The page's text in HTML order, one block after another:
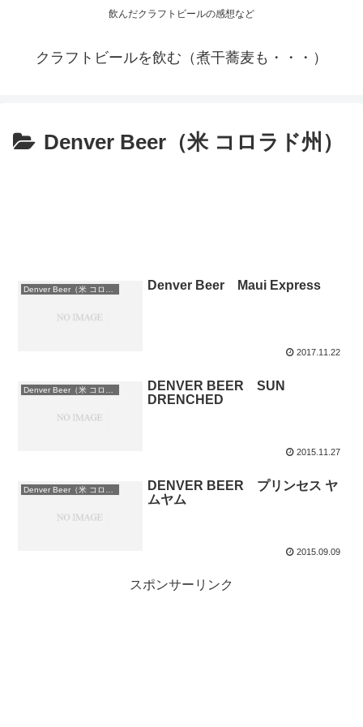
飲んだクラフトビールの感想など
クラフトビールを飲む（煮干蕎麦も・・・）
Denver Beer（米 コロラド州）
Denver Beer（米 コロラド州） Denver Beer Maui Express
2017.11.22
DENVER BEER SUN
DRENCHED
2015.11.27
DENVER BEER プリンセス ヤ
ムヤム
2015.09.09
スポンサーリンク